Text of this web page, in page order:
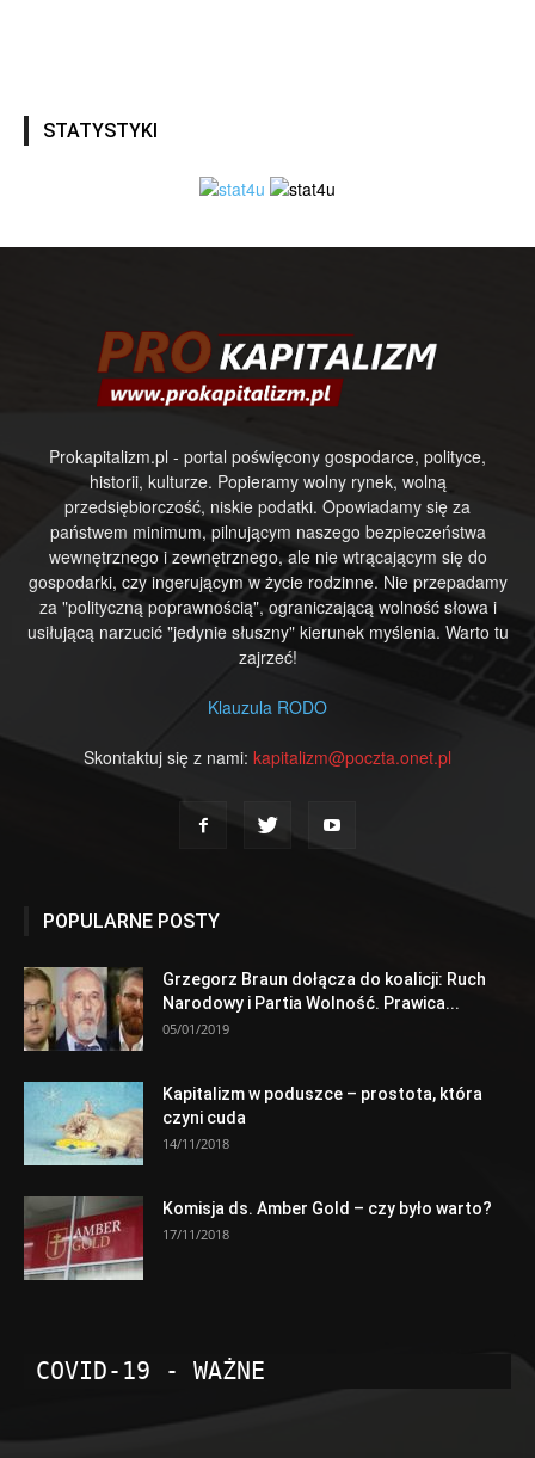
STATYSTYKI
Prokapitalizm.pl - portal poświęcony gospodarce, polityce,
historii, kulturze. Popieramy wolny rynek, wolną
przedsiębiorczość, niskie podatki. Opowiadamy się za
państwem minimum, pilnującym naszego bezpieczeństwa
wewnętrznego i zewnętrznego, ale nie wtrącającym się do
gospodarki, czy ingerującym w życie rodzinne. Nie przepadamy
za "polityczną poprawnością", ograniczającą wolność słowa i
usiłującą narzucić "jedynie słuszny" kierunek myślenia. Warto tu
zajrzeć!
Klauzula RODO
Skontaktuj się z nami: kapitalizm@poczta.onet.pl
POPULARNE POSTY
Grzegorz Braun dołącza do koalicji: Ruch
Narodowy i Partia Wolność. Prawica...
05/01/2019
Kapitalizm w poduszce – prostota, która
czyni cuda
14/11/2018
Komisja ds. Amber Gold – czy było warto?
17/11/2018
COVID-19 - WAŻNE